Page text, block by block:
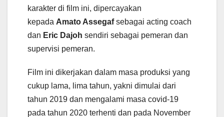
karakter di film ini, dipercayakan
kepada Amato Assegafsebagai acting coach
dan Eric Dajoh sendiri sebagai pemeran dan
supervisi pemeran.
Film ini dikerjakan dalam masa produksi yang
cukup lama, lima tahun, yakni dimulai dari
tahun 2019 dan mengalami masa covid-19
pada tahun 2020 terhenti dan pada November